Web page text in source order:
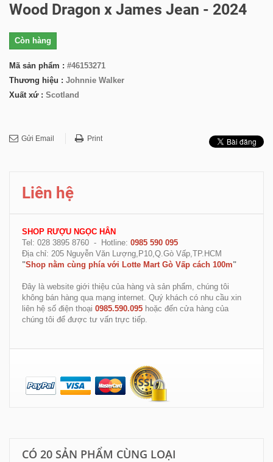
Wood Dragon x James Jean - 2024
Còn hàng
Mã sản phẩm : #46153271
Thương hiệu : Johnnie Walker
Xuất xứ : Scotland
Gửi Email Print
Liên hệ
SHOP RƯỢU NGỌC HÂN
Tel: 028 3895 8760 - Hotline: 0985 590 095
Địa chỉ: 205 Nguyễn Văn Lượng,P10,Q.Gò Vấp,TP.HCM
"Shop nằm cùng phía với Lotte Mart Gò Vấp cách 100m"
Đây là website giới thiệu của hàng và sản phẩm, chúng tôi
không bán hàng qua mạng internet. Quý khách có nhu cầu xin
liên hệ số điện thoại 0985.590.095 hoặc đến cửa hàng của
chúng tôi để được tư vấn trực tiếp.
CÓ 20 SẢN PHẨM CÙNG LOẠI